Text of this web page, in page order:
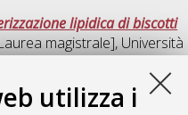
utilizza i
lipidica di biscotti
magistrale], Università
e tecnologie alimentari
ad accesso riservato.